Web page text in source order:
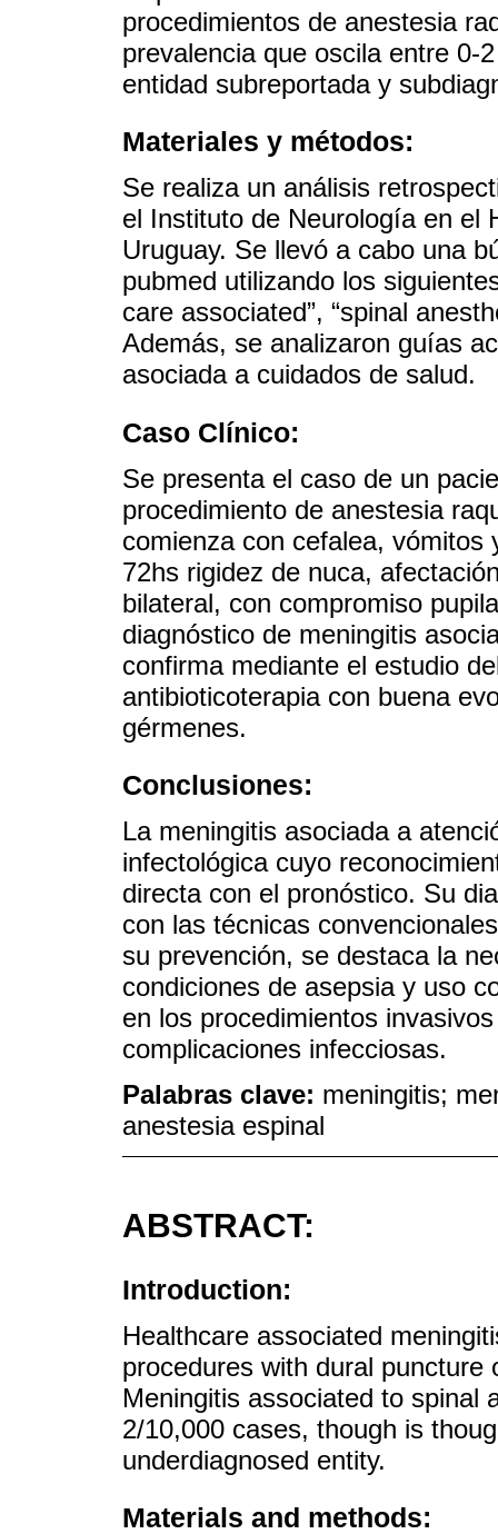
procedimientos de anestesia
prevalencia que oscila entre 0-
entidad subreportada y
Materiales y métodos:
Se realiza un análisis
el Instituto de Neurología en el
Uruguay. Se llevó a cabo una
pubmed utilizando los
care associated”, “spinal
Además, se analizaron guías
asociada a cuidados de salud.
Caso Clínico:
Se presenta el caso de un
procedimiento de anestesia
comienza con cefalea, vómitos
72hs rigidez de nuca,
bilateral, con compromiso
diagnóstico de meningitis
confirma mediante el estudio
antibioticoterapia con buena
gérmenes.
Conclusiones:
La meningitis asociada a
infectológica cuyo
directa con el pronóstico. Su
con las técnicas
su prevención, se destaca la
condiciones de asepsia y uso
en los procedimientos
complicaciones infecciosas.
Palabras clave: meningitis;
anestesia espinal
ABSTRACT:
Introduction:
Healthcare associated
procedures with dural
Meningitis associated to spinal
2/10,000 cases, though is
underdiagnosed entity.
Materials and methods: